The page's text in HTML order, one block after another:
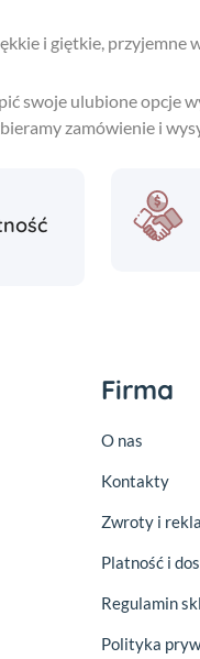
i giętkie, przyjemne
swoje ulubione opcje
zamówienie i
Firma
O nas
Kontakty
Zwroty i
Platność i
Regulamin
Polityka